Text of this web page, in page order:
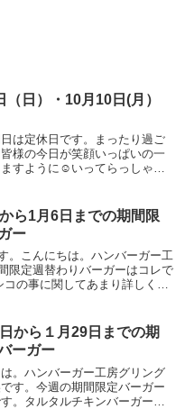
（日）・10月10日(月）
は定休日です。まったり過ご
様の今日が笑顔いっぱいの一
ますように☺いってらっしゃ
ら1月6日までの期間限
ー
。こんにちは。ハンバーガー工
限定週替わりバーガーはコレで
の事に関してあまり詳しくな
から１月29日までの期
ーガー
は。ハンバーガー工房グリング
す。今週の期間限定バーガー
。タルタルチキンバーガー６